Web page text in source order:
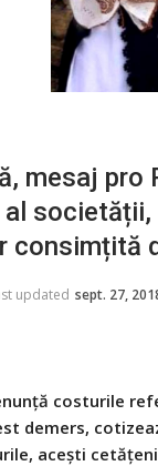
mesaj pro
al
consimțită
updated sept. 27,
costurile
demers,
acești